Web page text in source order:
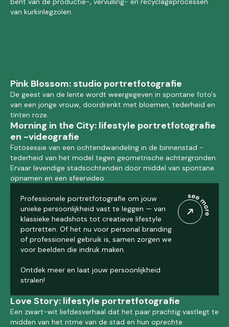
van kurkinlegzolen.
Pink Blossom: studio portretfotografie
De geest van de lente wordt weergegeven in spontane foto's
van een jonge vrouw, doordrenkt met bloemen, tederheid en
tinten roze.
Morning in the City: lifestyle portretfotografie
en -videografie
Fotosessie van een ochtendwandeling in de binnenstad -
tederheid van het model tegen geometrische achtergronden.
Ervaar levendige stadsochtenden door middel van spontane
opnamen en een sfeervideo.
Professionele portretfotografie om jouw
unieke persoonlijkheid vast te leggen — van
klassieke headshots tot creatieve lifestyle
portretten. Of het nu voor personal branding
of professioneel gebruik is, samen zorgen we
voor beelden die indruk maken.
Ontdek meer en laat jouw persoonlijkheid
stralen!
Love Story: lifestyle portretfotografie
Een zwart-wit liefdesverhaal dat het paar prachtig vastlegt te
midden van het ritme van de stad en hun oprechte